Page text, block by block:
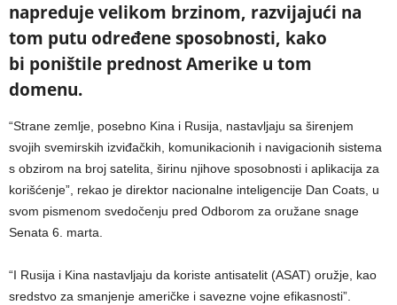
napreduje velikom brzinom, razvijajući na
tom putu određene sposobnosti, kako
bi poništile prednost Amerike u tom
domenu.
“Strane zemlje, posebno Kina i Rusija, nastavljaju sa širenjem
svojih svemirskih izviđačkih, komunikacionih i navigacionih sistema
s obzirom na broj satelita, širinu njihove sposobnosti i aplikacija za
korišćenje”, rekao je direktor nacionalne inteligencije Dan Coats, u
svom pismenom svedočenju pred Odborom za oružane snage
Senata 6. marta.
“I Rusija i Kina nastavljaju da koriste antisatelit (ASAT) oružje, kao
sredstvo za smanjenje američke i savezne vojne efikasnosti”.